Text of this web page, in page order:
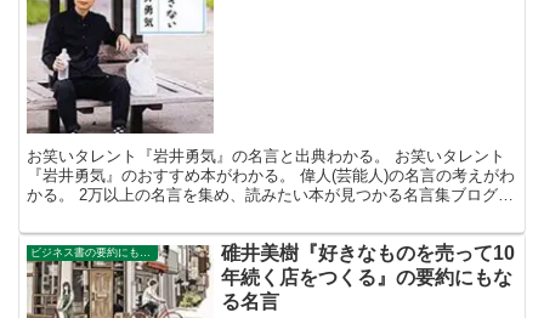
お笑いタレント『岩井勇気』の名言と出典わかる。 お笑いタレント
『岩井勇気』のおすすめ本がわかる。 偉人(芸能人)の名言の考えがわ
かる。 2万以上の名言を集め、読みたい本が見つかる名言集ブログで
碓井美樹『好きなものを売って10
年続く店をつくる』の要約にもな
る名言